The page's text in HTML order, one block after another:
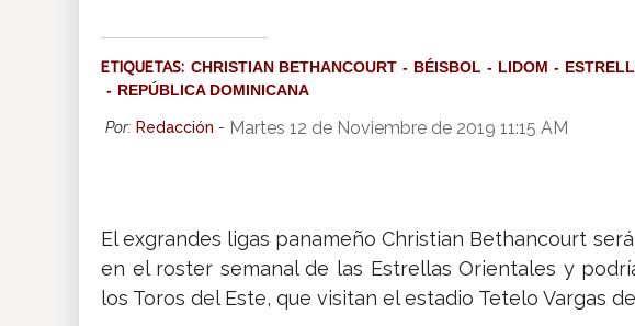
ETIQUETAS: CHRISTIAN BETHANCOURT BÉISBOL LIDOM
REPÚBLICA DOMINICANA
Por: Redacción - Martes 12 de Noviembre de 2019 11:15 AM
El exgrandes ligas panameño Christian Bethancourt
en el roster semanal de las Estrellas Orientales y
los Toros del Este, que visitan el estadio Tetelo Vargas